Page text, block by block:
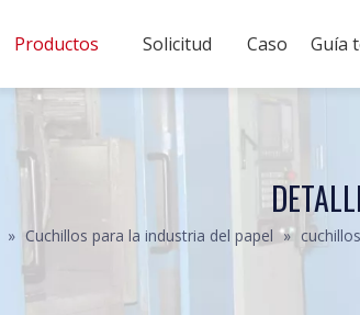
Productos Solicitud Caso Guía
» Cuchillos para la industria del papel »